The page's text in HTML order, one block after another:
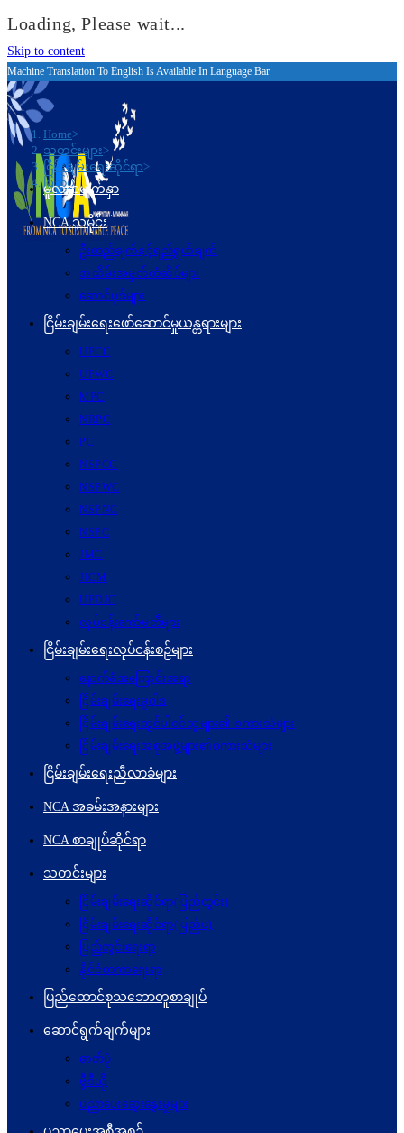
Loading, Please wait...
Skip to content
Machine Translation To English Is Available In Language Bar
Home>
သတင်းများ>
ငြိမ်းချမ်းရေးဆိုင်ရာ>
ပြည်ပ
မူလစာမျက်နှာ
NCA သမိုင်း
ဦးတည်ချက်နှင့်ရည်ရွယ်ချက်
အထိမ်းအမှတ်တံဆိပ်များ
ဆောင်ပုဒ်များ
ငြိမ်းချမ်းရေးဖော်‌ဆောင်မှုယန္တရားများ
UPCC
UPWC
MPC
NRPC
PC
NSPCC
NSPWC
NSPNC
NSPC
JMC
JICM
UPDJC
လုပ်ငန်းကော်မတီများ
ငြိမ်းချမ်းရေးလုပ်ငန်းစဉ်များ
နောက်ခံအကြောင်းအရာ
ငြိမ်းချမ်းရေးမူဝါဒ
ငြိမ်းချမ်းရေးတွင်ပါဝင်သူများ၏ စကားသံများ
ငြိမ်းချမ်းရေးအစုအဖွဲ့များ၏စကားသံများ
ငြိမ်းချမ်းရေးညီလာခံများ
NCA အခမ်းအနားများ
NCA စာချုပ်ဆိုင်ရာ
သတင်းများ
ငြိမ်းချမ်းရေးဆိုင်ရာ(ပြည်တွင်း)
ငြိမ်းချမ်းရေးဆိုင်ရာ(ပြည်ပ)
ပြည်တွင်းရေးရာ
နိုင်ငံတကာရေးရာ
ပြည်ထောင်စုသဘောတူစာချုပ်
ဆောင်ရွက်ချက်များ
ဓာတ်ပုံ
ဗွီဒီယို
ပညာပေးဆွေးနွေးမှုများ